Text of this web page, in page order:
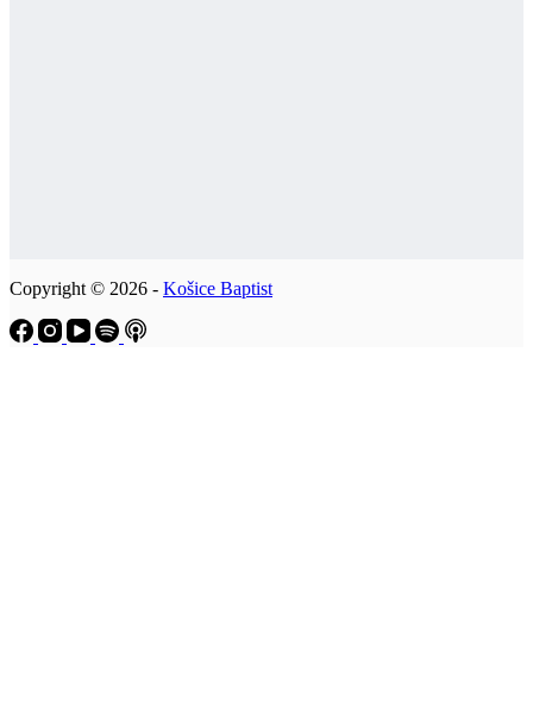
Copyright © 2026 - Košice Baptist